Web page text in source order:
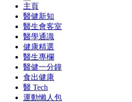
主頁
醫健新知
醫生會客室
醫學通識
健康精選
醫生專欄
醫健一分鐘
食出健康
醫 Tech
運動懶人包